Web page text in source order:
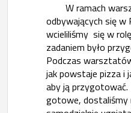
W ramach
odbywających się w
wcieliliśmy się w
zadaniem było
Podczas
jak powstaje pizza i
aby ją przygotować.
gotowe, dostaliśmy